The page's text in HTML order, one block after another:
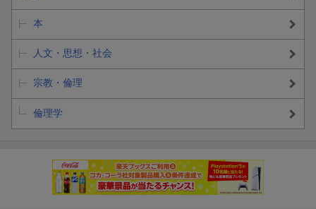
本
人文・思想・社会
宗教・倫理
倫理学